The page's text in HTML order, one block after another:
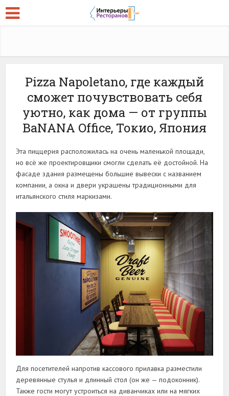
Pizza Napoletano, где каждый
сможет почувствовать себя
уютно, как дома — от группы
BaNANA Office, Токио, Япония
Эта пиццерия расположилась на очень маленькой площади,
но всё же проектировщики смогли сделать её достойной. На
фасаде здания размещены большие вывески с названием
компании, а окна и двери украшены традиционными для
итальянского стиля маркизами.
Для посетителей напротив кассового прилавка разместили
деревянные стулья и длинный стол (он же — подоконник).
Также гости могут устроиться на диванчиках или на мягких